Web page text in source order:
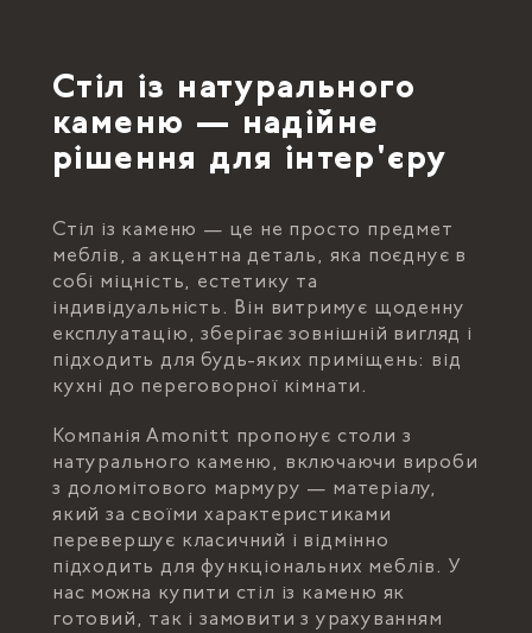
Стіл із натурального
каменю — надійне
рішення для інтер'єру
Стіл із каменю — це не просто предмет
меблів, а акцентна деталь, яка поєднує в
собі міцність, естетику та
індивідуальність. Він витримує щоденну
експлуатацію, зберігає зовнішній вигляд і
підходить для будь-яких приміщень: від
кухні до переговорної кімнати.
Компанія Amonitt пропонує столи з
натурального каменю, включаючи вироби
з доломітового мармуру — матеріалу,
який за своїми характеристиками
перевершує класичний і відмінно
підходить для функціональних меблів. У
нас можна купити стіл із каменю як
готовий, так і замовити з урахуванням